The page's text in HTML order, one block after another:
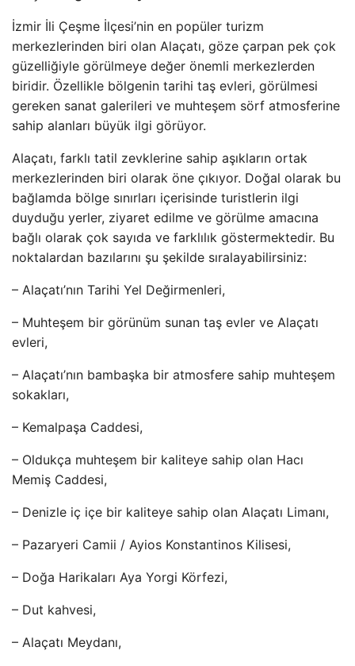
İzmir İli Çeşme İlçesi’nin en popüler turizm
merkezlerinden biri olan Alaçatı, göze çarpan pek çok
güzelliğiyle görülmeye değer önemli merkezlerden
biridir. Özellikle bölgenin tarihi taş evleri, görülmesi
gereken sanat galerileri ve muhteşem sörf atmosferine
sahip alanları büyük ilgi görüyor.
Alaçatı, farklı tatil zevklerine sahip aşıkların ortak
merkezlerinden biri olarak öne çıkıyor. Doğal olarak bu
bağlamda bölge sınırları içerisinde turistlerin ilgi
duyduğu yerler, ziyaret edilme ve görülme amacına
bağlı olarak çok sayıda ve farklılık göstermektedir. Bu
noktalardan bazılarını şu şekilde sıralayabilirsiniz:
– Alaçatı’nın Tarihi Yel Değirmenleri,
– Muhteşem bir görünüm sunan taş evler ve Alaçatı
evleri,
– Alaçatı’nın bambaşka bir atmosfere sahip muhteşem
sokakları,
– Kemalpaşa Caddesi,
– Oldukça muhteşem bir kaliteye sahip olan Hacı
Memiş Caddesi,
– Denizle iç içe bir kaliteye sahip olan Alaçatı Limanı,
– Pazaryeri Camii / Ayios Konstantinos Kilisesi,
– Doğa Harikaları Aya Yorgi Körfezi,
– Dut kahvesi,
– Alaçatı Meydanı,